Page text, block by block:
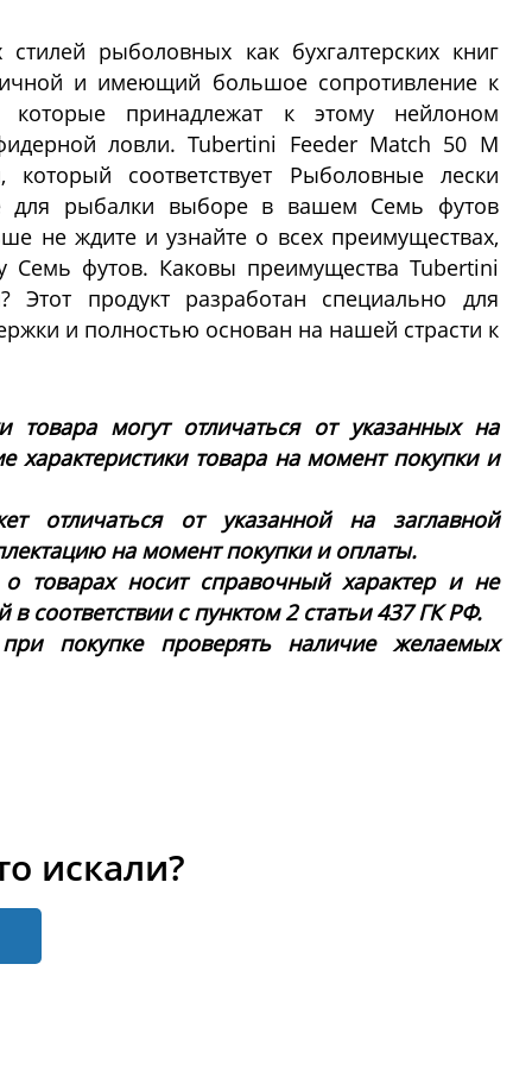
рыболовных как бухгалтерских книг
и имеющий большое сопротивление к
которые принадлежат к этому нейлоном
ловли. Tubertini Feeder Match 50 M
который соответствует Рыболовные лески
для рыбалки выборе в вашем Семь футов
не ждите и узнайте о всех преимуществах,
Семь футов. Каковы преимущества Tubertini
продукт разработан специально для
и полностью основан на нашей страсти к
товара могут отличаться от указанных на
характеристики товара на момент покупки и
отличаться от указанной на заглавной
на момент покупки и оплаты.
товарах носит справочный характер и не
соответствии с пунктом 2 статьи 437 ГК РФ.
покупке проверять наличие желаемых
искали?